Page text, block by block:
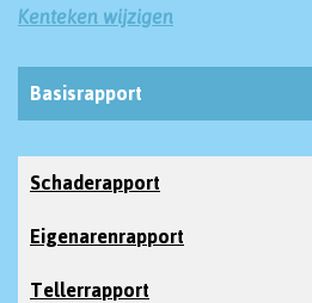
Kenteken wijzigen
Basisrapport
Schaderapport
Eigenarenrapport
Tellerrapport